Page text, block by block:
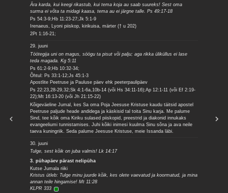
Ära karda, kui keegi rikastub, kui tema koja au saab suureks! Sest oma
surma ei võta ta midagi kaasa, tema au ei järgne talle. Ps 49:17-18
Ps 54:3-9;Hb 11:23-27;Jk 5:1-9
Irenaeus, Lyoni piiskop, kirikuisa, märter († u 202)
2Pt 1:16-21;
29. juuni
Töötegija uni on magus, söögu ta pisut või palju; aga rikka üliküllus ei lase
teda magada. Kg 5:11
Ps 61:2-9;Hb 10:32-34;
Õhtul: Ps 33:1-12;Js 45:1-3
Apostlite Peetruse ja Pauluse päev ehk peeterpaulipäev
Ps 22:23,28-29,32;Sk 4:1-6a,10b-14 (või Hs 34:11-16);Ap 12:1-11 (või Ef 2:19-
22);Mt 16:13-20 (või Jh 21:15-22)
Kõigeväeline Jumal, kes Sa oma Poja Jeesuse Kristuse kaudu täitsid apostel
Peetruse paljude heade andidega ja käskisid tal toita Sinu karja. Me palume
Sind, tee kõik oma Kiriku sulased piiskopid, preestrid ja diakonid innukaks
evangeeliumi tunnistamises. Juhi kõiki inimesi kuulma Sinu sõna ja ava neile
taeva kuningriik. Seda palume Jeesuse Kristuse, meie Issanda läbi.
30. juuni
Tulge, sest kõik on juba valmis! Lk 14:17
3. pühapäev pärast nelipüha
Kutse Jumala riiki
Kristus ütleb: Tulge minu juurde kõik, kes olete vaevatud ja koormatud, ja mina
annan teile hingamise! Mt 11:28
KLPR 333